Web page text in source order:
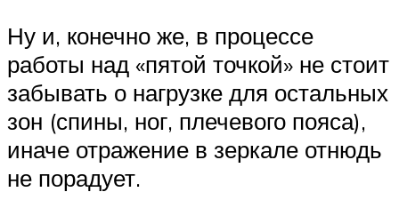
Ну и, конечно же, в процессе
работы над «пятой точкой» не стоит
забывать о нагрузке для остальных
зон (спины, ног, плечевого пояса),
иначе отражение в зеркале отнюдь
не порадует.